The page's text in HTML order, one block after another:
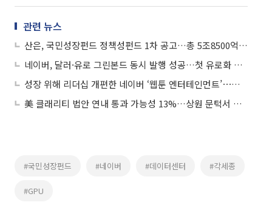
관련 뉴스
산은, 국민성장펀드 정책성펀드 1차 공고…총 5조8500억 조성
네이버, 달러·유로 그린본드 동시 발행 성공…첫 유로화 채권 발행해 유럽 투자자 기반 확대
성장 위해 리더십 개편한 네이버 ‘웹툰 엔터테인먼트’⋯배민 출신 연고은 CBO 영입
美 클래리티 법안 연내 통과 가능성 13%…상원 문턱서 제동
#국민성장펀드 #네이버 #데이터센터 #각세종
#GPU